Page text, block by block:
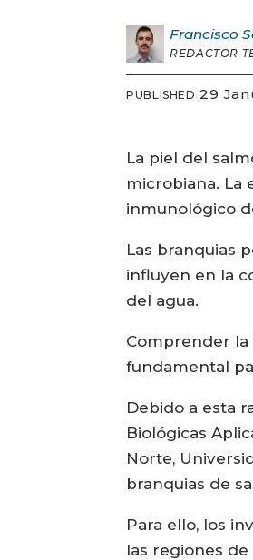
Francisco
REDACTOR
PUBLISHED 29
La piel del
microbiana. La
inmunológico
Las branquias
influyen en la
del agua.
Comprender la
fundamental
Debido a esta
Biológicas
Norte,
branquias de
Para ello, los
las regiones